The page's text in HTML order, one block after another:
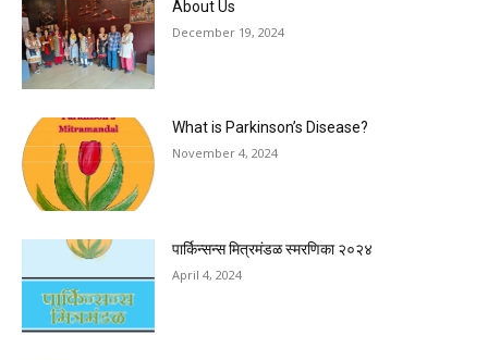
About Us
December 19, 2024
What is Parkinson’s Disease?
November 4, 2024
पार्किन्सन्स मित्रमंडळ स्मरणिका २०२४
April 4, 2024